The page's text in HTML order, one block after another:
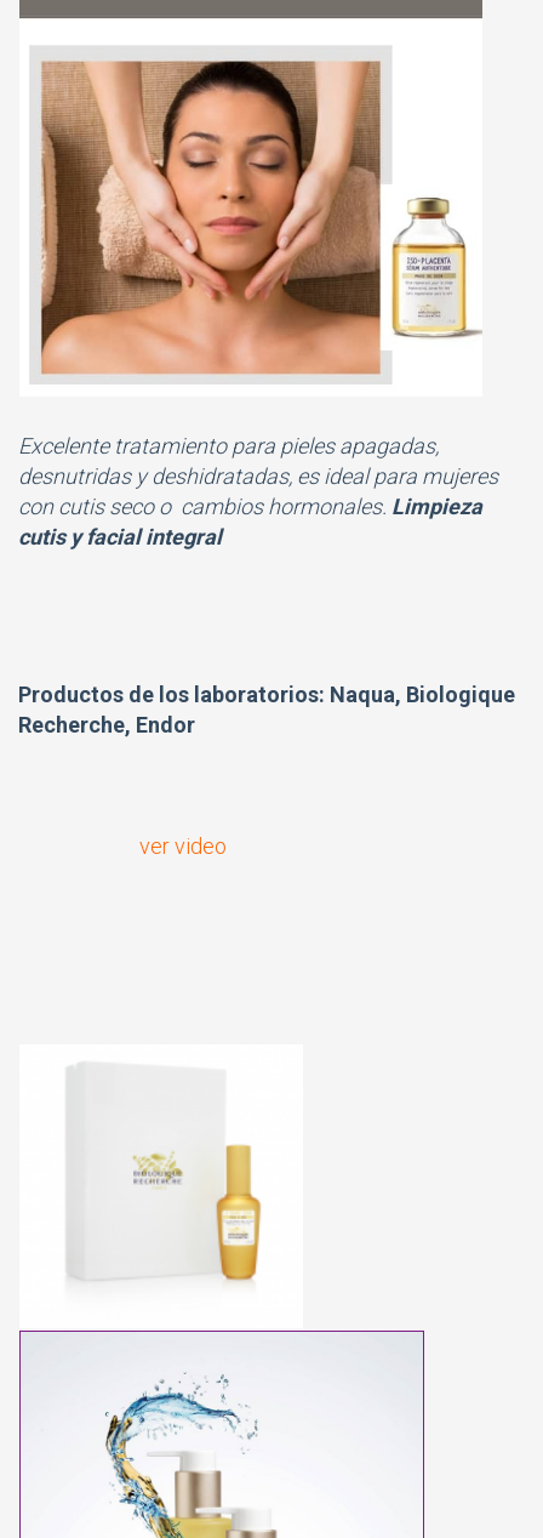
Excelente tratamiento para pieles apagadas,
desnutridas y deshidratadas, es ideal para mujeres
con cutis seco o cambios hormonales. Limpieza
cutis y facial integral
Productos de los laboratorios: Naqua, Biologique
Recherche, Endor
ver video